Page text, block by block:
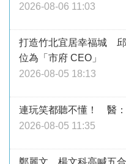
2026-08-06 11:03
打造竹北宜居幸福城
位為「市府 CEO」
2026-08-05 18:13
連玩笑都聽不懂！ 醫
2026-08-05 11:35
鄭麗文、楊文科高喊五